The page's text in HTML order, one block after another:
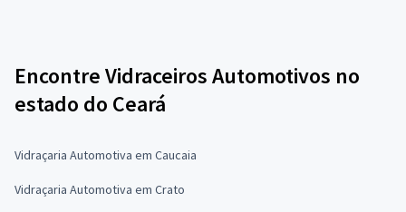
Encontre Vidraceiros Automotivos no
estado do Ceará
Vidraçaria Automotiva em Caucaia
Vidraçaria Automotiva em Crato